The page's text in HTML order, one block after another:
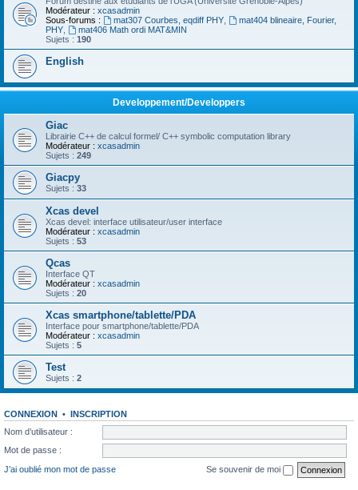
Modérateur : xcasadmin
Sous-forums :
mat307 Courbes, eqdiff PHY,
mat404 blineaire, Fourier,
PHY
mat406 Math ordi MAT&MIN
Sujets : 190
English
Developpement/Developpers
Giac
Librairie C++ de calcul formel/ C++ symbolic computation library
Modérateur : xcasadmin
Sujets : 249
Giacpy
Sujets : 33
Xcas devel
Xcas devel: interface utilisateur/user interface
Modérateur : xcasadmin
Sujets : 53
Qcas
Interface QT
Modérateur : xcasadmin
Sujets : 20
Xcas smartphone/tablette/PDA
Interface pour smartphone/tablette/PDA
Modérateur : xcasadmin
Sujets : 5
Test
Sujets : 2
CONNEXION • INSCRIPTION
Nom d’utilisateur :
Mot de passe :
J’ai oublié mon mot de passe
Se souvenir de moi